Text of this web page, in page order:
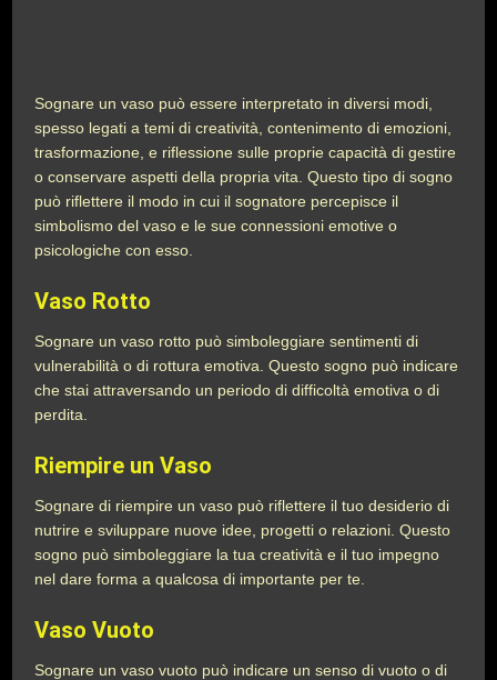
Sognare un vaso può essere interpretato in diversi modi,
spesso legati a temi di creatività, contenimento di emozioni,
trasformazione, e riflessione sulle proprie capacità di gestire
o conservare aspetti della propria vita. Questo tipo di sogno
può riflettere il modo in cui il sognatore percepisce il
simbolismo del vaso e le sue connessioni emotive o
psicologiche con esso.
Vaso Rotto
Sognare un vaso rotto può simboleggiare sentimenti di
vulnerabilità o di rottura emotiva. Questo sogno può indicare
che stai attraversando un periodo di difficoltà emotiva o di
perdita.
Riempire un Vaso
Sognare di riempire un vaso può riflettere il tuo desiderio di
nutrire e sviluppare nuove idee, progetti o relazioni. Questo
sogno può simboleggiare la tua creatività e il tuo impegno
nel dare forma a qualcosa di importante per te.
Vaso Vuoto
Sognare un vaso vuoto può indicare un senso di vuoto o di